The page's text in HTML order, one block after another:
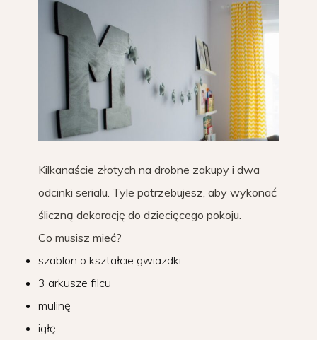
Kilkanaście złotych na drobne zakupy i dwa
odcinki serialu. Tyle potrzebujesz, aby wykonać
śliczną dekorację do dziecięcego pokoju.
Co musisz mieć?
szablon o kształcie gwiazdki
3 arkusze filcu
mulinę
igłę